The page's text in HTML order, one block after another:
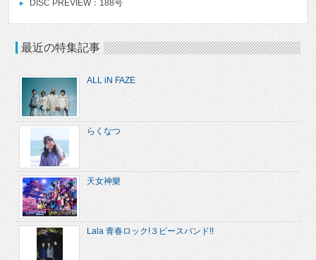
DISC PREVIEW：188号
最近の特集記事
ALL iN FAZE
らくなつ
天女神樂
Lala 青春ロック!３ピースバンド!!